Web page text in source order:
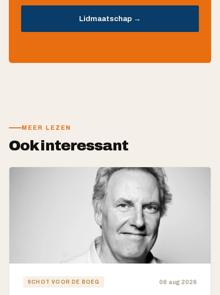
Lidmaatschap →
MEER LEZEN
Ook interessant
SCHOT VOOR DE BOEG 06 aug 2026